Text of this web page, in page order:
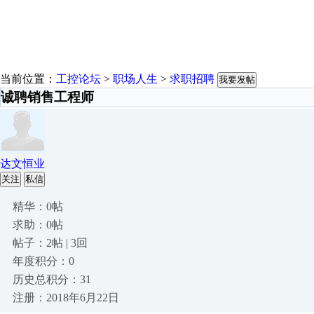
当前位置： 工控论坛 > 职场人生 > 求职招聘 我要发帖
诚聘销售工程师
达文恒业
关注 私信
精华：0帖
求助：0帖
帖子：2帖 | 3回
年度积分：0
历史总积分：31
注册：2018年6月22日